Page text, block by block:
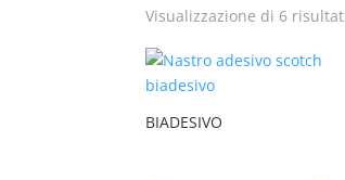
Visualizzazione di 6
BIADESIVO